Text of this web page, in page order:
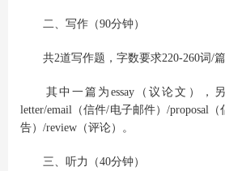
二、写作（90分钟）
共2道写作题，字数要求220-260词/篇
其中一篇为essay（议论文），
letter/email（信件/电子邮件）/proposal
告）/review（评论）。
三、听力（40分钟）